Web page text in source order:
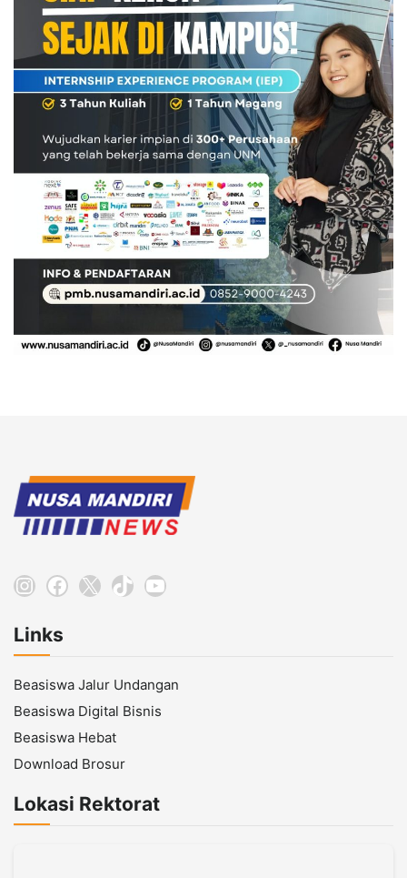
Instagram
Facebook
X TikTokYouTube
Links
Beasiswa Jalur Undangan
Beasiswa Digital Bisnis
Beasiswa Hebat
Download Brosur
Lokasi Rektorat